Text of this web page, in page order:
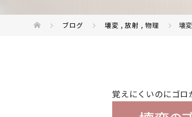
ブログ 壊変 ,放射 ,物理 壊
覚えにくいのにゴロ